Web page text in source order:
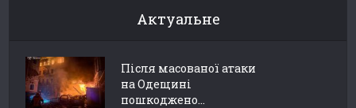
Актуальне
Після масованої атаки
на Одещині
пошкоджено...